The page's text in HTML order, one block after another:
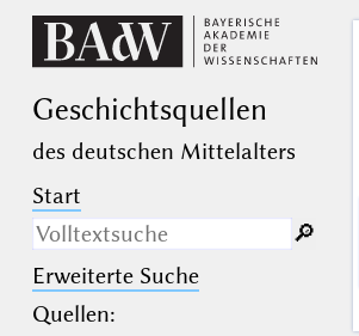
Geschichts­quellen
des deutschen Mittelalters
Start
Nur in Beschreibungs­texten
suchen
🔎︎
Erweiterte Suche
Quellen: